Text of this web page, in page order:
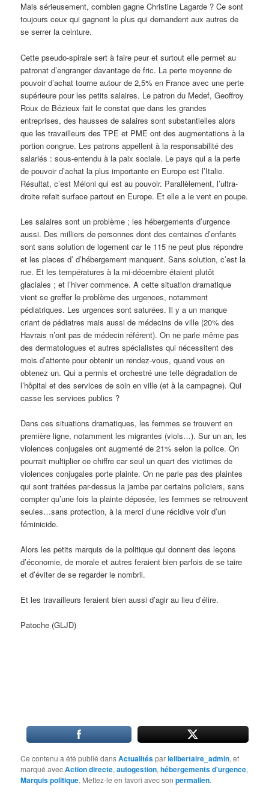
Mais sérieusement, combien gagne Christine Lagarde ? Ce sont
toujours ceux qui gagnent le plus qui demandent aux autres de
se serrer la ceinture.
Cette pseudo-spirale sert à faire peur et surtout elle permet au
patronat d’engranger davantage de fric. La perte moyenne de
pouvoir d’achat tourne autour de 2,5% en France avec une perte
supérieure pour les petits salaires. Le patron du Medef, Geoffroy
Roux de Bézieux fait le constat que dans les grandes
entreprises, des hausses de salaires sont substantielles alors
que les travailleurs des TPE et PME ont des augmentations à la
portion congrue. Les patrons appellent à la responsabilité des
salariés : sous-entendu à la paix sociale. Le pays qui a la perte
de pouvoir d’achat la plus importante en Europe est l’Italie.
Résultat, c’est Méloni qui est au pouvoir. Parallèlement, l’ultra-
droite refait surface partout en Europe. Et elle a le vent en poupe.
Les salaires sont un problème ; les hébergements d’urgence
aussi. Des milliers de personnes dont des centaines d’enfants
sont sans solution de logement car le 115 ne peut plus répondre
et les places d’ d’hébergement manquent. Sans solution, c’est la
rue. Et les températures à la mi-décembre étaient plutôt
glaciales ; et l’hiver commence. A cette situation dramatique
vient se greffer le problème des urgences, notamment
pédiatriques. Les urgences sont saturées. Il y a un manque
criant de pédiatres mais aussi de médecins de ville (20% des
Havrais n’ont pas de médecin référent). On ne parle même pas
des dermatologues et autres spécialistes qui nécessitent des
mois d’attente pour obtenir un rendez-vous, quand vous en
obtenez un. Qui a permis et orchestré une telle dégradation de
l’hôpital et des services de soin en ville (et à la campagne). Qui
casse les services publics ?
Dans ces situations dramatiques, les femmes se trouvent en
première ligne, notamment les migrantes (viols…). Sur un an, les
violences conjugales ont augmenté de 21% selon la police. On
pourrait multiplier ce chiffre car seul un quart des victimes de
violences conjugales porte plainte. On ne parle pas des plaintes
qui sont traitées par-dessus la jambe par certains policiers, sans
compter qu’une fois la plainte déposée, les femmes se retrouvent
seules…sans protection, à la merci d’une récidive voir d’un
féminicide.
Alors les petits marquis de la politique qui donnent des leçons
d’économie, de morale et autres feraient bien parfois de se taire
et d’éviter de se regarder le nombril.
Et les travailleurs feraient bien aussi d’agir au lieu d’élire.
Patoche (GLJD)
Ce contenu a été publié dansActualitésparlelibertaire_admin, et
marqué avecAction directe,autogestion,hébergements d'urgence,
Marquis politique. Mettez-le en favori avec sonpermalien.